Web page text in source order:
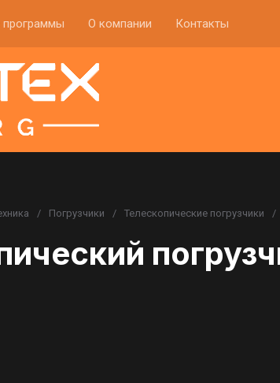
О компании Контакты
/ Погрузчики / Телескопические погрузчики /